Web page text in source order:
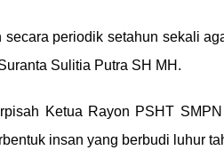
secara periodik setahun sekali
Sulitia Putra SH MH.
Ketua Rayon PSHT
insan yang berbudi luhur